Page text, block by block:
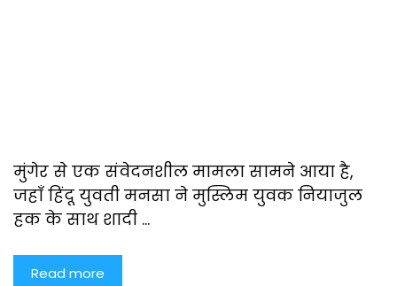
मुंगेर से एक संवेदनशील मामला सामने आया है,
जहाँ हिंदू युवती मनसा ने मुस्लिम युवक नियाजुल
हक के साथ शादी …
Read more